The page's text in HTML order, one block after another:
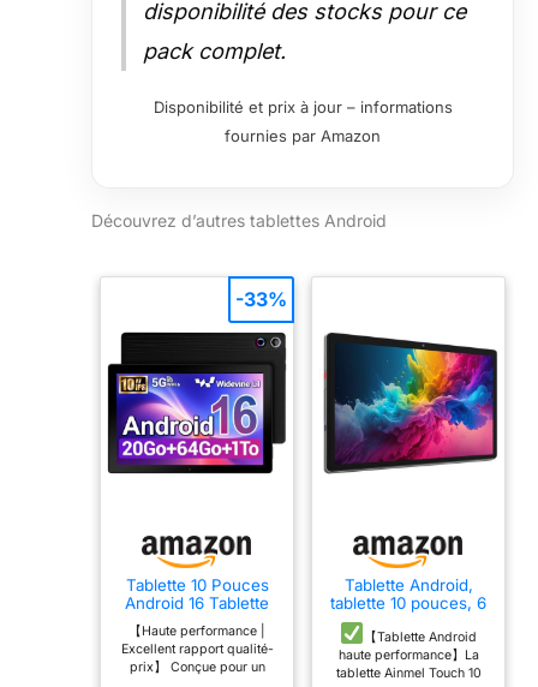
disponibilité des stocks pour ce
pack complet.
Disponibilité et prix à jour – informations
fournies par Amazon
Découvrez d’autres tablettes Android
Tablette 10 Pouces
Android 16 Tablette
5-Core Tablette,
Widevine L1 20Go +
64 Go + 1 to TF, WiFi
6 BT 5.3 Batterie
【Haute performance |
Excellent rapport qualité-
prix】 Conçue pour un
-33%
Tablette Android,
tablette 10 pouces, 6
(extensible jusqu'à
128 Go), tablette
Android avec
【Tablette Android
haute performance】La
tablette Ainmel Touch 10